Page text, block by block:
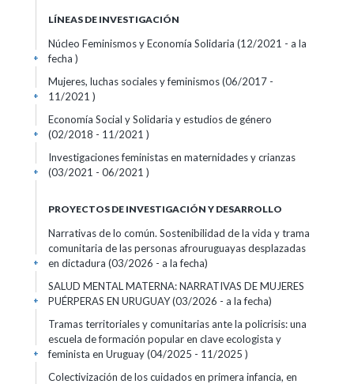
LÍNEAS DE INVESTIGACIÓN
Núcleo Feminismos y Economía Solidaria (12/2021 - a la
fecha )
+
Mujeres, luchas sociales y feminismos (06/2017 -
11/2021 )
+
Economía Social y Solidaria y estudios de género
(02/2018 - 11/2021 )
+
Investigaciones feministas en maternidades y crianzas
(03/2021 - 06/2021 )
+
PROYECTOS DE INVESTIGACIÓN Y DESARROLLO
Narrativas de lo común. Sostenibilidad de la vida y trama
comunitaria de las personas afrouruguayas desplazadas
en dictadura (03/2026 - a la fecha)
+
SALUD MENTAL MATERNA: NARRATIVAS DE MUJERES
PUÉRPERAS EN URUGUAY (03/2026 - a la fecha)
+
Tramas territoriales y comunitarias ante la policrisis: una
escuela de formación popular en clave ecologista y
feminista en Uruguay (04/2025 - 11/2025 )
+
Colectivización de los cuidados en primera infancia, en